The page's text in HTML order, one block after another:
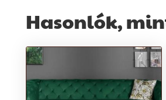
Hasonlók,